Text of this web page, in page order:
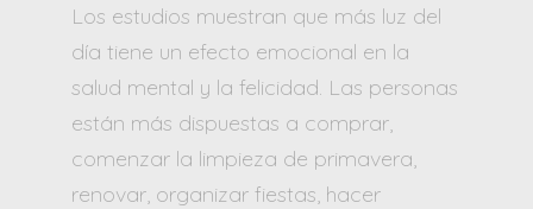
Los estudios muestran que más luz del
día tiene un efecto emocional en la
salud mental y la felicidad. Las personas
están más dispuestas a comprar,
comenzar la limpieza de primavera,
renovar, organizar fiestas, hacer